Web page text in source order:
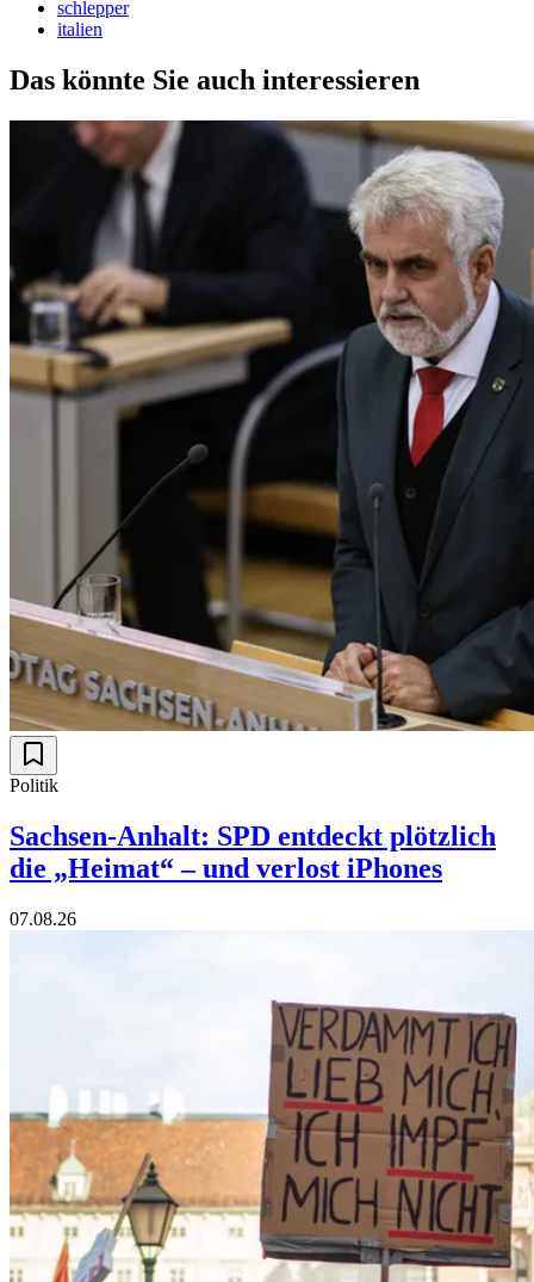
schlepper
italien
Das könnte Sie auch interessieren
Politik
Sachsen-Anhalt: SPD entdeckt plötzlich
die „Heimat“ – und verlost iPhones
07.08.26